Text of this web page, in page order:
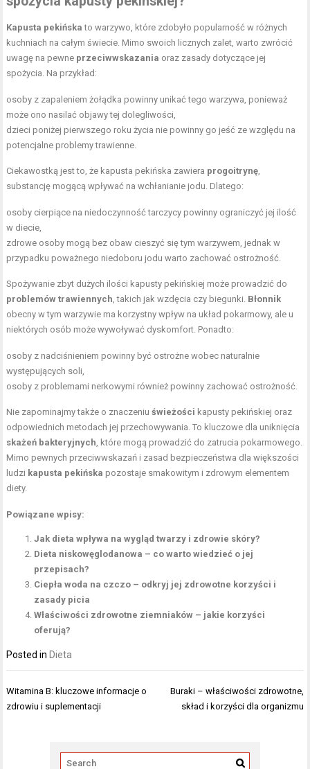
Kapusta pekińska to warzywo, które zdobyło popularność w różnych
kuchniach na całym świecie. Mimo swoich licznych zalet, warto zwrócić
uwagę na pewne przeciwwskazania oraz zasady dotyczące jej
spożycia. Na przykład:
osoby z zapaleniem żołądka powinny unikać tego warzywa, ponieważ
może ono nasilać objawy tej dolegliwości,
dzieci poniżej pierwszego roku życia nie powinny go jeść ze względu na
potencjalne problemy trawienne.
Ciekawostką jest to, że kapusta pekińska zawiera progoitrynę
substancję mogącą wpływać na wchłanianie jodu. Dlatego:
osoby cierpiące na niedoczynność tarczycy powinny ograniczyć jej ilość
w diecie,
zdrowe osoby mogą bez obaw cieszyć się tym warzywem, jednak w
przypadku poważnego niedoboru jodu warto zachować ostrożność.
Spożywanie zbyt dużych ilości kapusty pekińskiej może prowadzić do
problemów trawiennych , takich jak wzdęcia czy biegunki. Błonnik
obecny w tym warzywie ma korzystny wpływ na układ pokarmowy, ale u
niektórych osób może wywoływać dyskomfort. Ponadto:
osoby z nadciśnieniem powinny być ostrożne wobec naturalnie
występujących soli,
osoby z problemami nerkowymi również powinny zachować ostrożność.
Nie zapominajmy także o znaczeniuświeżości kapusty pekińskiej oraz
odpowiednich metodach jej przechowywania. To kluczowe dla uniknięcia
skażeń bakteryjnych , które mogą prowadzić do zatrucia pokarmowego.
Mimo pewnych przeciwwskazań i zasad bezpieczeństwa dla większości
ludzi kapusta pekińska pozostaje smakowitym i zdrowym elementem
diety.
Powiązane wpisy:
Jak dieta wpływa na wygląd twarzy i zdrowie skóry?
Dieta niskowęglodanowa – co warto wiedzieć o jej
przepisach?
Ciepła woda na czczo – odkryj jej zdrowotne korzyści i
zasady picia
Właściwości zdrowotne ziemniaków – jakie korzyści
oferują?
Posted in Dieta
Nawigacja
wpisu
Witamina B: kluczowe informacje o
zdrowiu i suplementacji
Buraki – właściwości zdrowotne,
skład i korzyści dla organizmu